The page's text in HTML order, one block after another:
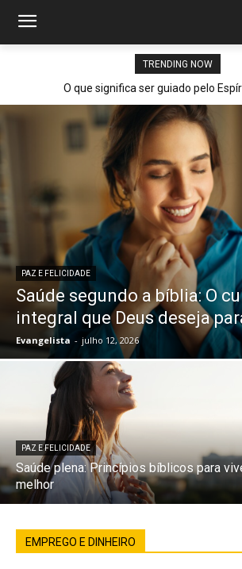
TRENDING NOW
O que significa ser guiado pelo
PAZ E FELICIDADE
Saúde segundo a bíblia: O
integral que Deus deseja
Evangelista - julho 12, 2026
PAZ E FELICIDADE
Saúde plena: Princípios bíblicos para
melhor
EMPREGO E DINHEIRO